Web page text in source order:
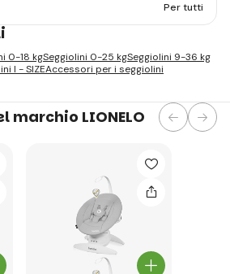
Per tutti
0-18 kgSeggiolini 0-25 kgSeggiolini 9-36 kg
I - SIZEAccessori per i seggiolini
LIONELO